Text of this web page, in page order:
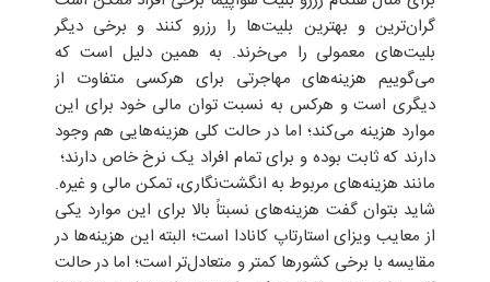
گران‌ترین و بهترین بلیت‌ها را رزرو کنند و برخی دیگر
بلیت‌های معمولی را می‌خرند. به همین دلیل است که
می‌گوییم هزینه‌های مهاجرتی برای هرکسی متفاوت از
دیگری است و هرکس به نسبت توان مالی خود برای این
موارد هزینه می‌کند؛ اما در حالت کلی هزینه‌هایی هم وجود
دارند که ثابت بوده و برای تمام افراد یک نرخ خاص دارند؛ ‌
مانند هزینه‌های مربوط به انگشت‌نگاری، تمکن مالی و غیره.
شاید بتوان گفت هزینه‌های نسبتاً بالا برای این موارد یکی
از معایب ویزای استارتاپ کانادا است؛ البته این هزینه‌ها در
مقایسه با برخی کشورها کمتر و متعادل‌تر است؛ اما در حالت